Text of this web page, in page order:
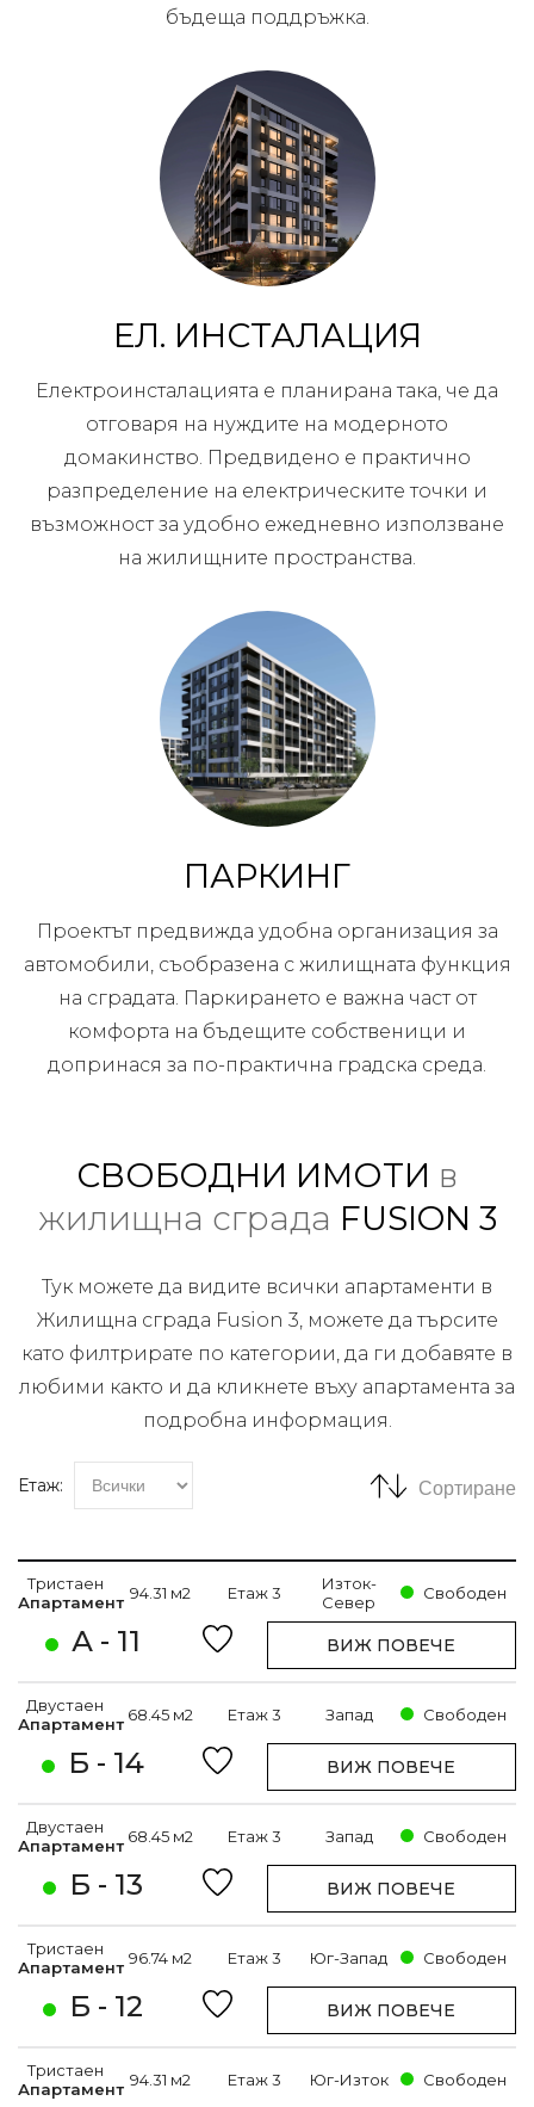
бъдеща поддръжка.
ЕЛ. ИНСТАЛАЦИЯ
Електроинсталацията е планирана така, че да
отговаря на нуждите на модерното
домакинство. Предвидено е практично
разпределение на електрическите точки и
възможност за удобно ежедневно използване
на жилищните пространства.
ПАРКИНГ
Проектът предвижда удобна организация за
автомобили, съобразена с жилищната функция
на сградата. Паркирането е важна част от
комфорта на бъдещите собственици и
допринася за по-практична градска среда.
СВОБОДНИ ИМОТИ в
жилищна сграда FUSION 3
Тук можете да видите всички апартаменти в
Жилищна сграда Fusion 3, можете да търсите
като филтрирате по категории, да ги добавяте в
любими както и да кликнете въху апартамента за
подробна информация.
Етаж: Сортиране
А - 11
Тристаен
Апартамент 94.31 м2 Етаж 3
Изток-
Север
Свободен
ВИЖ ПОВЕЧЕ
Б - 14
Двустаен
Апартамент 68.45 м2 Етаж 3 Запад Свободен
ВИЖ ПОВЕЧЕ
Б - 13
Двустаен
Апартамент 68.45 м2 Етаж 3 Запад Свободен
ВИЖ ПОВЕЧЕ
Б - 12
Тристаен
Апартамент 96.74 м2 Етаж 3 Юг-Запад Свободен
ВИЖ ПОВЕЧЕ
Тристаен
Апартамент 94.31 м2 Етаж 3 Юг-Изток Свободен